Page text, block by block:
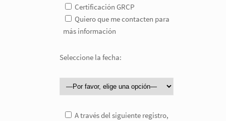
Certificación GRCP
Quiero que me contacten para
más información
Seleccione la fecha:
A través del siguiente registro,